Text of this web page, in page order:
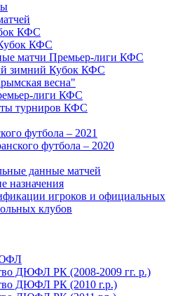
КФС
КФС
матчи Премьер-лиги КФС
зимний Кубок КФС
весна"
лиги КФС
турниров КФС
футбола – 2021
футбола – 2020
данные матчей
назначения
игроков и официальных
клубов
ДЮФЛ РК (2008-2009 гг. р.)
ДЮФЛ РК (2010 г.р.)